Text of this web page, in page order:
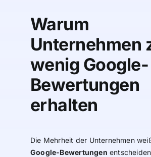
Warum
Unternehmen
wenig Google-
Bewertungen
erhalten
Die Mehrheit der Unternehmen
Google-Bewertungen